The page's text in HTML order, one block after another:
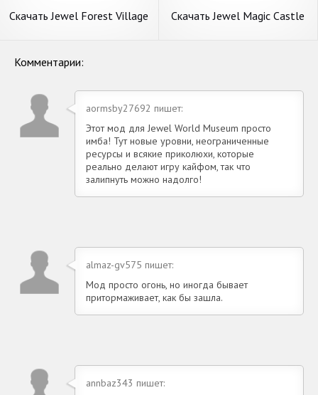
Скачать Jewel Forest Village
Скачать Jewel Magic Castle
Комментарии:
aormsby27692 пишет:
Этот мод для Jewel World Museum просто
имба! Тут новые уровни, неограниченные
ресурсы и всякие приколюхи, которые
реально делают игру кайфом, так что
залипнуть можно надолго!
almaz-gv575 пишет:
Мод просто огонь, но иногда бывает
притормаживает, как бы зашла.
annbaz343 пишет: